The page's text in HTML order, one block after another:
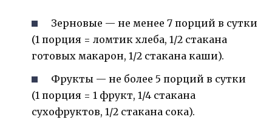
Зерновые — не менее 7 порций в сутки
(1 порция = ломтик хлеба, 1/2 стакана
готовых макарон, 1/2 стакана каши).
Фрукты — не более 5 порций в сутки
(1 порция = 1 фрукт, 1/4 стакана
сухофруктов, 1/2 стакана сока).